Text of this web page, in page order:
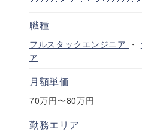
職種
フルスタックエンジニア ・
ア
月額単価
70万円〜80万円
勤務エリア